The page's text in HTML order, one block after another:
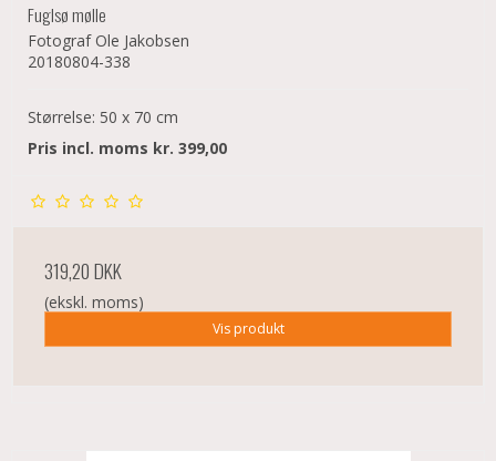
Fuglsø mølle
Fotograf Ole Jakobsen
20180804-338
Størrelse: 50 x 70 cm
Pris incl. moms kr. 399,00
319,20 DKK
(ekskl. moms)
Vis produkt